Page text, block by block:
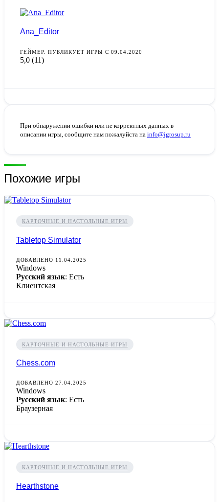
Ana_Editor
ГЕЙМЕР. ПУБЛИКУЕТ ИГРЫ С 09.04.2020
5,0 (11)
При обнаружении ошибки или не корректных данных в
описании игры, сообщите нам пожалуйста на info@igrosup.ru
Похожие игры
КАРТОЧНЫЕ И НАСТОЛЬНЫЕ ИГРЫ
Tabletop Simulator
ДОБАВЛЕНО 11.04.2025
Windows
Русский язык: Есть
Клиентская
КАРТОЧНЫЕ И НАСТОЛЬНЫЕ ИГРЫ
Chess.com
ДОБАВЛЕНО 27.04.2025
Windows
Русский язык: Есть
Браузерная
КАРТОЧНЫЕ И НАСТОЛЬНЫЕ ИГРЫ
Hearthstone